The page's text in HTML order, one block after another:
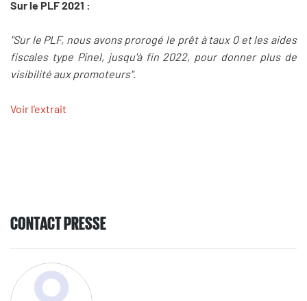
Sur le PLF 2021 :
"Sur le PLF, nous avons prorogé le prêt à taux 0 et les aides
fiscales type Pinel, jusqu'à fin 2022, pour donner plus de
visibilité aux promoteurs".
Voir l'extrait
CONTACT PRESSE